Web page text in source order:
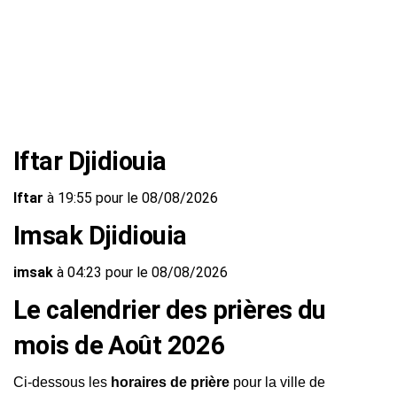
Iftar Djidiouia
Iftar à 19:55 pour le 08/08/2026
Imsak Djidiouia
imsak à 04:23 pour le 08/08/2026
Le calendrier des prières du
mois de Août 2026
Ci-dessous les horaires de prière pour la ville de